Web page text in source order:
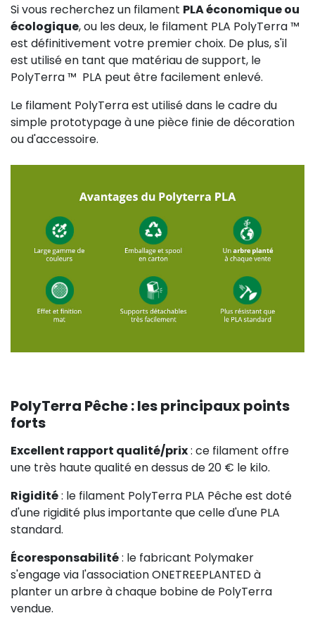
Si vous recherchez un filament PLA économique ou
écologique, ou les deux, le filament PLA PolyTerra ™ ️
est définitivement votre premier choix. De plus, s'il
est utilisé en tant que matériau de support, le
PolyTerra ™ ️ PLA peut être facilement enlevé.
Le filament PolyTerra est utilisé dans le cadre du
simple prototypage à une pièce finie de décoration
ou d'accessoire.
PolyTerra Pêche : les principaux points
forts
Excellent rapport qualité/prix: ce filament offre
une très haute qualité en dessus de 20 € le kilo.
Rigidité: le filament PolyTerra PLA Pêche est doté
d'une rigidité plus importante que celle d'une PLA
standard.
Écoresponsabilité: le fabricant Polymaker
s'engage via l'association ONETREEPLANTED à
planter un arbre à chaque bobine de PolyTerra
vendue.